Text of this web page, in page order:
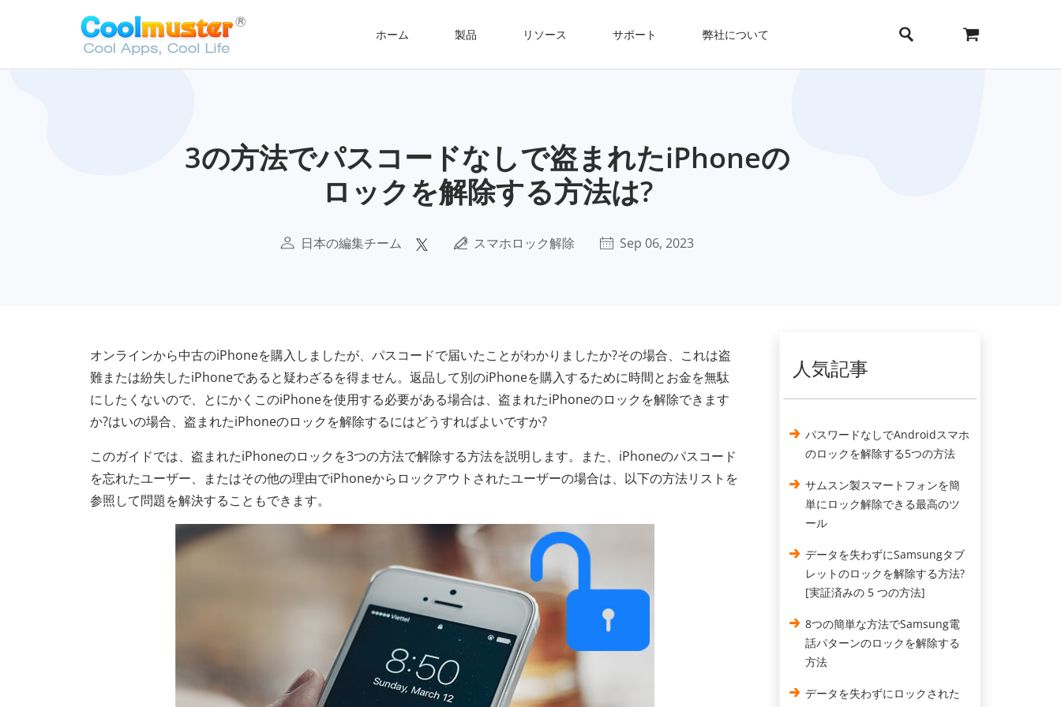
ホーム 製品 リソース サポート 弊社について
3の方法でパスコードなしで盗まれたiPhoneの
ロックを解除する方法は?
日本の編集チーム スマホロック解除 Sep 06, 2023
オンラインから中古のiPhoneを購入しましたが、パスコードで届いたことがわかりましたか?その場合、これは盗
難または紛失したiPhoneであると疑わざるを得ません。返品して別のiPhoneを購入するために時間とお金を無駄
にしたくないので、とにかくこのiPhoneを使用する必要がある場合は、盗まれたiPhoneのロックを解除できます
か?はいの場合、盗まれたiPhoneのロックを解除するにはどうすればよいですか?
このガイドでは、盗まれたiPhoneのロックを3つの方法で解除する方法を説明します。また、iPhoneのパスコード
を忘れたユーザー、またはその他の理由でiPhoneからロックアウトされたユーザーの場合は、以下の方法リストを
参照して問題を解決することもできます。
人気記事
パスワードなしでAndroidスマホ
のロックを解除する5つの方法
サムスン製スマートフォンを簡
単にロック解除できる最高のツ
ール
データを失わずにSamsungタブ
レットのロックを解除する方法?
[実証済みの 5 つの方法]
8つの簡単な方法でSamsung電
話パターンのロックを解除する
方法
データを失わずにロックされた